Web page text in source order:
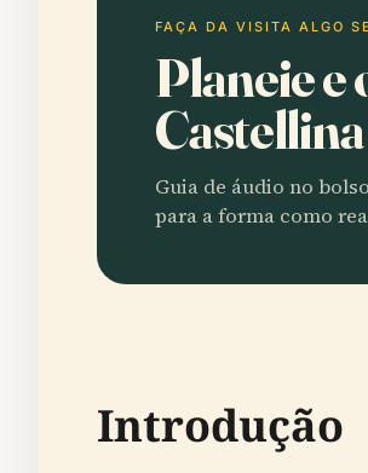
FAÇA DA VISITA ALGO
Planeie e
Castellina
Guia de áudio no
para a forma como
Introdução